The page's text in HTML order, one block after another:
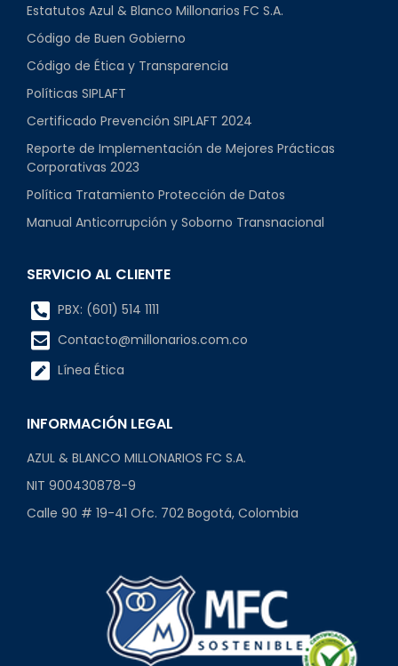
Estatutos Azul & Blanco Millonarios FC S.A.
Código de Buen Gobierno
Código de Ética y Transparencia
Políticas SIPLAFT
Certificado Prevención SIPLAFT 2024
Reporte de Implementación de Mejores Prácticas
Corporativas 2023
Política Tratamiento Protección de Datos
Manual Anticorrupción y Soborno Transnacional
SERVICIO AL CLIENTE
PBX: (601) 514 1111
Contacto@millonarios.com.co
Línea Ética
INFORMACIÓN LEGAL
AZUL & BLANCO MILLONARIOS FC S.A.
NIT 900430878-9
Calle 90 # 19-41 Ofc. 702 Bogotá, Colombia